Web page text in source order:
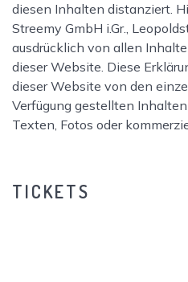
diesen Inhalten distanziert.
Streemy GmbH i.Gr.,
ausdrücklich von allen
dieser Website. Diese
dieser Website von den
Verfügung gestellten
Texten, Fotos oder
TICKETS